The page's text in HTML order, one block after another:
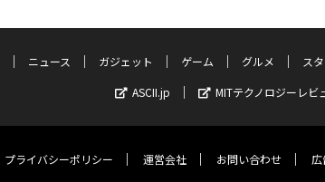
ニュース ガジェット ゲーム グルメ ス
ASCII.jp
MITテクノロジーレビ
プライバシーポリシー 運営会社 お問い合わせ